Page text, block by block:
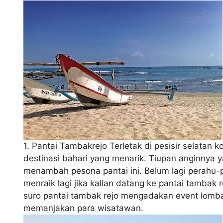
1. Pantai Tambakrejo Terletak di pesisir selatan
destinasi bahari yang menarik. Tiupan anginnya
menambah pesona pantai ini. Belum lagi
menraik lagi jika kalian datang ke pantai tambak
suro pantai tambak rejo mengadakan event
memanjakan para wisatawan.